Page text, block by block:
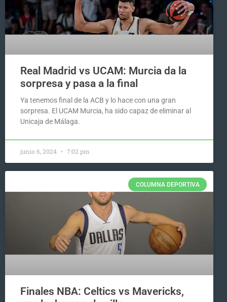
Real Madrid vs UCAM: Murcia da la
sorpresa y pasa a la final
Ya tenemos final de la ACB y lo hace con una gran
sorpresa. El UCAM Murcia, ha sido capaz de eliminar al
Unicaja de Málaga.
junio 6, 2024 7:02 pm
COLUMNA DEPORTIVA
Finales NBA: Celtics vs Mavericks,